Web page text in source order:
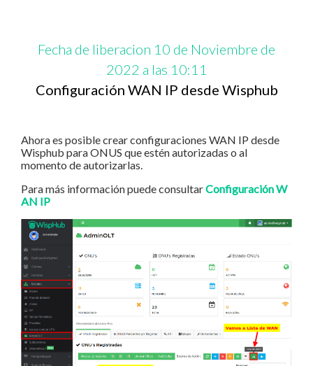
Fecha de liberacion 10 de Noviembre de
2022 a las 10:11
Configuración WAN IP desde Wisphub
Ahora es posible crear configuraciones WAN IP desde
Wisphub para ONUS que estén autorizadas o al
momento de autorizarlas.
Para más información puede consultarConfiguración W
AN IP